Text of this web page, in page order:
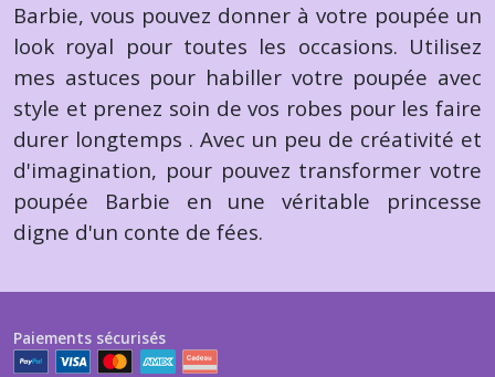
Barbie, vous pouvez donner à votre poupée un
look royal pour toutes les occasions. Utilisez
mes astuces pour habiller votre poupée avec
style et prenez soin de vos robes pour les faire
durer longtemps . Avec un peu de créativité et
d'imagination, pour pouvez transformer votre
poupée Barbie en une véritable princesse
digne d'un conte de fées.
Paiements sécurisés